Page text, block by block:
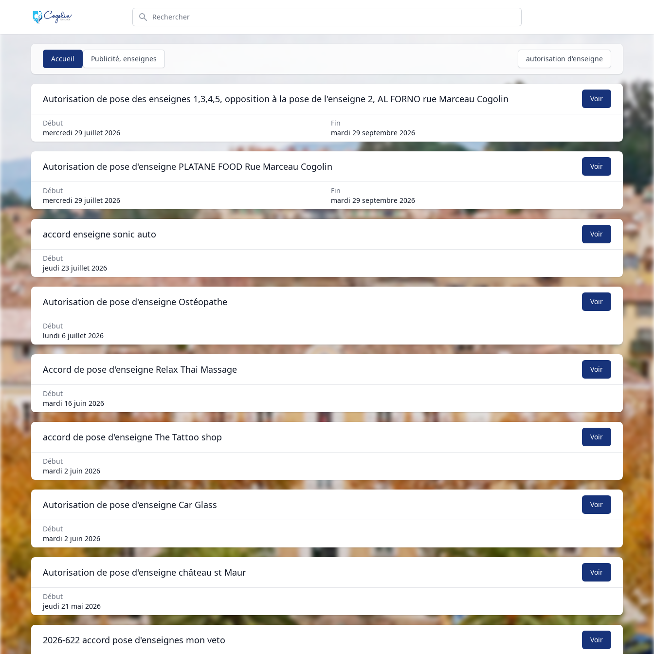
Search
Accueil Publicité, enseignes autorisation d'enseigne
Autorisation de pose des enseignes 1,3,4,5, opposition à la pose de l'enseigne 2, AL FORNO rue Marceau Cogolin Voir
Début
mercredi 29 juillet 2026
Fin
mardi 29 septembre 2026
Autorisation de pose d'enseigne PLATANE FOOD Rue Marceau Cogolin Voir
Début
mercredi 29 juillet 2026
Fin
mardi 29 septembre 2026
accord enseigne sonic auto Voir
Début
jeudi 23 juillet 2026
Autorisation de pose d'enseigne Ostéopathe Voir
Début
lundi 6 juillet 2026
Accord de pose d'enseigne Relax Thai Massage Voir
Début
mardi 16 juin 2026
accord de pose d'enseigne The Tattoo shop Voir
Début
mardi 2 juin 2026
Autorisation de pose d'enseigne Car Glass Voir
Début
mardi 2 juin 2026
Autorisation de pose d'enseigne château st Maur Voir
Début
jeudi 21 mai 2026
2026-622 accord pose d'enseignes mon veto Voir